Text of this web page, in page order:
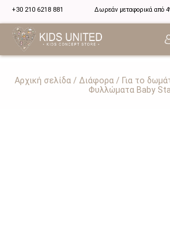
+30 210 6218 881 Δωρεάν μεταφορικά από
Αρχική σελίδα / Διάφορα / Για το
Φυλλώματα Baby